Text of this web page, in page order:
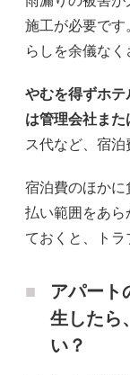
施工が必要です
らしを余儀なく
やむを得ずホ
は管理会社また
ス代など、宿泊
宿泊費のほかに
払い範囲をあら
ておくと、トラ
アパート
生したら
い？